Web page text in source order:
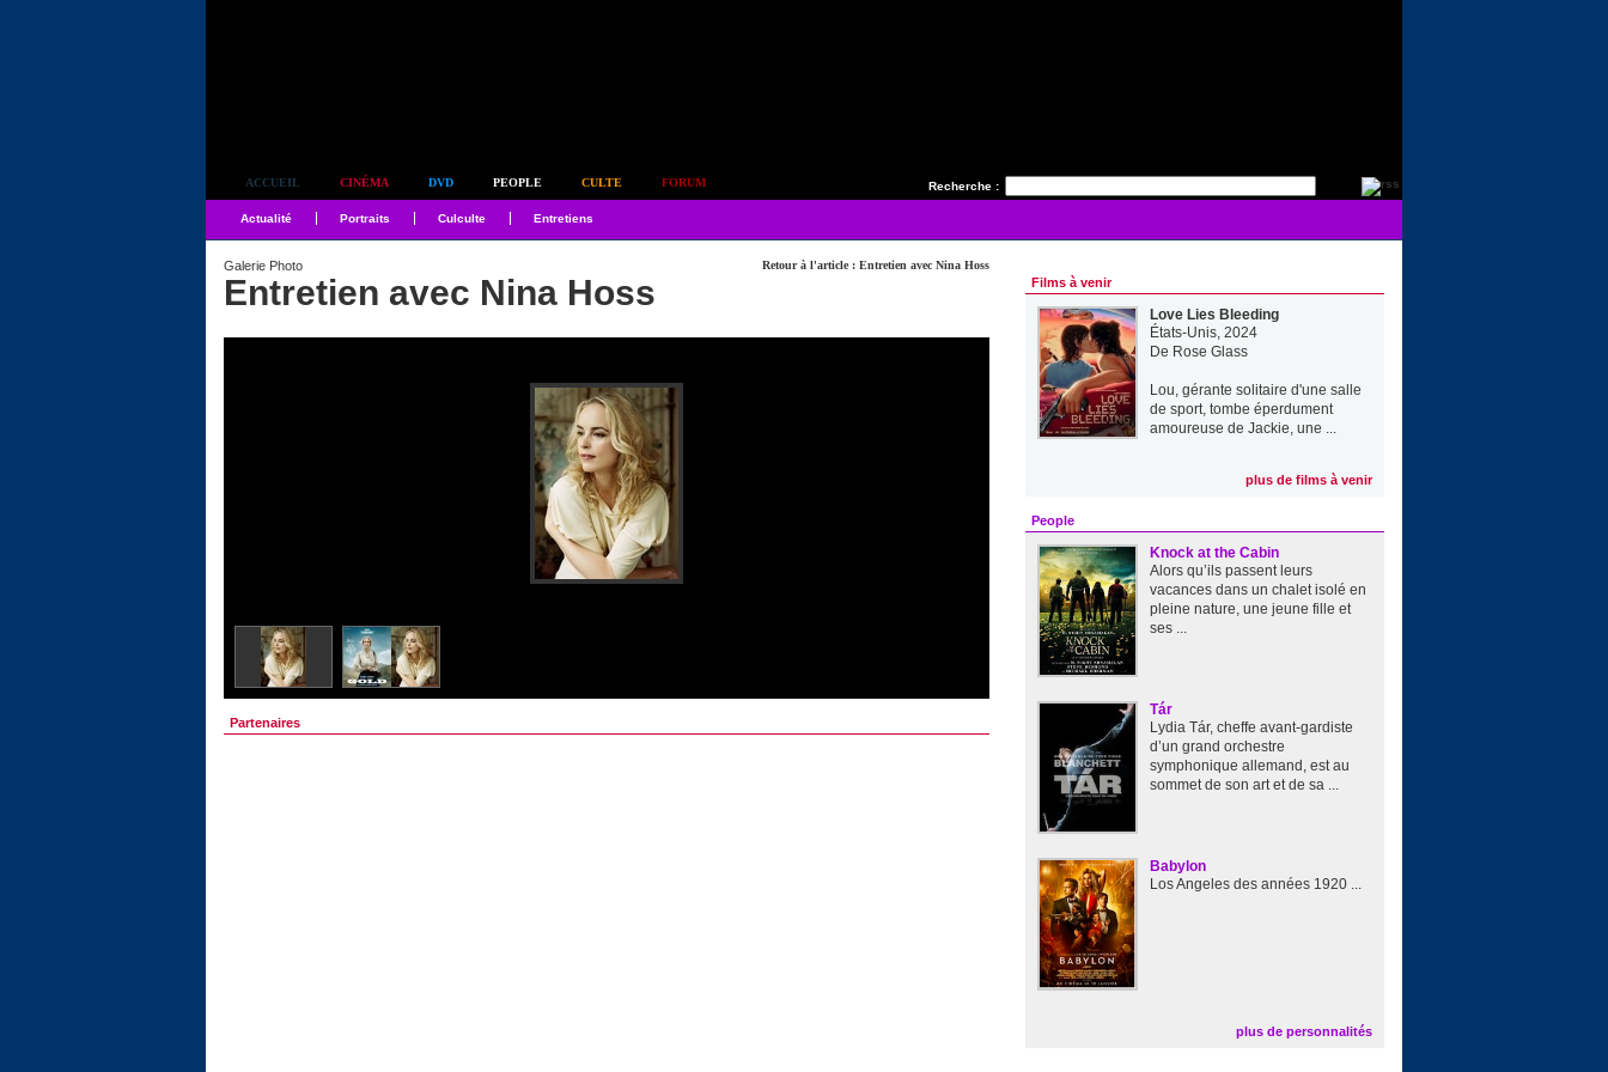
Recherche :
ACCUEIL CINÉMA DVD PEOPLE CULTE FORUM
Actualité Portraits Culculte Entretiens
Retour à l'article : Entretien avec Nina Hoss
Galerie Photo
Entretien avec Nina Hoss
Partenaires
Films à venir
Love Lies Bleeding
États-Unis, 2024
De Rose Glass
Lou, gérante solitaire d'une salle
de sport, tombe éperdument
amoureuse de Jackie, une ...
plus de films à venir
People
Knock at the Cabin
Alors qu’ils passent leurs
vacances dans un chalet isolé en
pleine nature, une jeune fille et
ses ...
Tár
Lydia Tár, cheffe avant-gardiste
d’un grand orchestre
symphonique allemand, est au
sommet de son art et de sa ...
Babylon
Los Angeles des années 1920 ...
plus de personnalités